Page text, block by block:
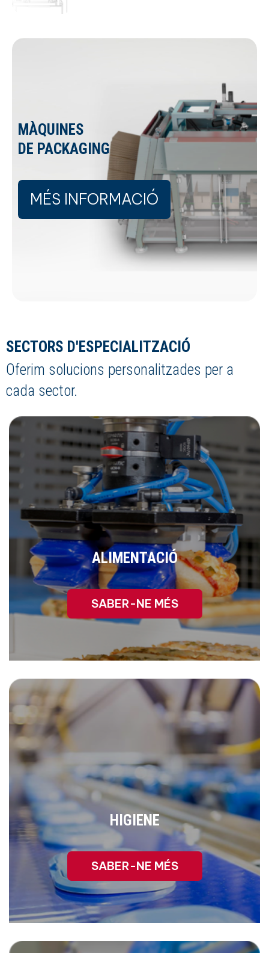
MÀQUINES
DE PACKAGING
MÉS INFORMACIÓ
SECTORS D'ESPECIALITZACIÓ
Oferim solucions personalitzades per a
cada sector.
ALIMENTACIÓ
SABER-NE MÉS
HIGIENE
SABER-NE MÉS